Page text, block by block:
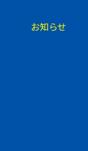
お知らせ